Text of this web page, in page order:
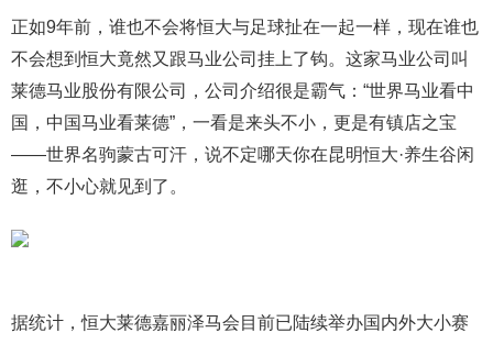
正如9年前，谁也不会将恒大与足球扯在一起一样，现在谁也
不会想到恒大竟然又跟马业公司挂上了钩。这家马业公司叫
莱德马业股份有限公司，公司介绍很是霸气：“世界马业看中
国，中国马业看莱德”，一看是来头不小，更是有镇店之宝
——世界名驹蒙古可汗，说不定哪天你在昆明恒大·养生谷闲
逛，不小心就见到了。
据统计，恒大莱德嘉丽泽马会目前已陆续举办国内外大小赛